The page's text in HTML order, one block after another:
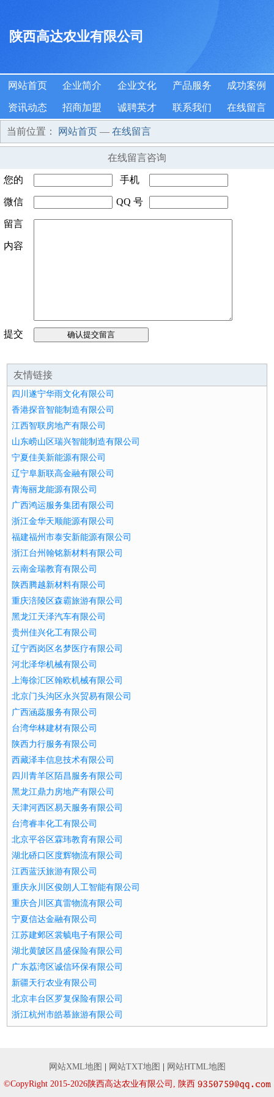
陕西高达农业有限公司
网站首页 企业简介 企业文化 产品服务 成功案例
资讯动态 招商加盟 诚聘英才 联系我们 在线留言
当前位置： 网站首页 — 在线留言
在线留言咨询
您的
姓名
手机
号码
微信
号码
QQ 号
留言
内容
提交
友情链接
四川遂宁华雨文化有限公司
香港探音智能制造有限公司
江西智联房地产有限公司
山东崂山区瑞兴智能制造有限公司
宁夏佳美新能源有限公司
辽宁阜新联高金融有限公司
青海丽龙能源有限公司
广西鸿运服务集团有限公司
浙江金华天顺能源有限公司
福建福州市泰安新能源有限公司
浙江台州翰铭新材料有限公司
云南金瑞教育有限公司
陕西腾越新材料有限公司
重庆涪陵区森霸旅游有限公司
黑龙江天泽汽车有限公司
贵州佳兴化工有限公司
辽宁西岗区名梦医疗有限公司
河北泽华机械有限公司
上海徐汇区翰欧机械有限公司
北京门头沟区永兴贸易有限公司
广西涵蕊服务有限公司
台湾华林建材有限公司
陕西力行服务有限公司
西藏泽丰信息技术有限公司
四川青羊区陌昌服务有限公司
黑龙江鼎力房地产有限公司
天津河西区易天服务有限公司
台湾睿丰化工有限公司
北京平谷区霖玮教育有限公司
湖北硚口区度辉物流有限公司
江西蓝沃旅游有限公司
重庆永川区俊朗人工智能有限公司
重庆合川区真雷物流有限公司
宁夏信达金融有限公司
江苏建邺区裳毓电子有限公司
湖北黄陂区昌盛保险有限公司
广东荔湾区诚信环保有限公司
新疆天行农业有限公司
北京丰台区罗复保险有限公司
浙江杭州市皓慕旅游有限公司
网站XML地图 网站TXT地图
网站HTML地图
©CopyRight 2015-2026陕西高达农业有限公司, 陕西